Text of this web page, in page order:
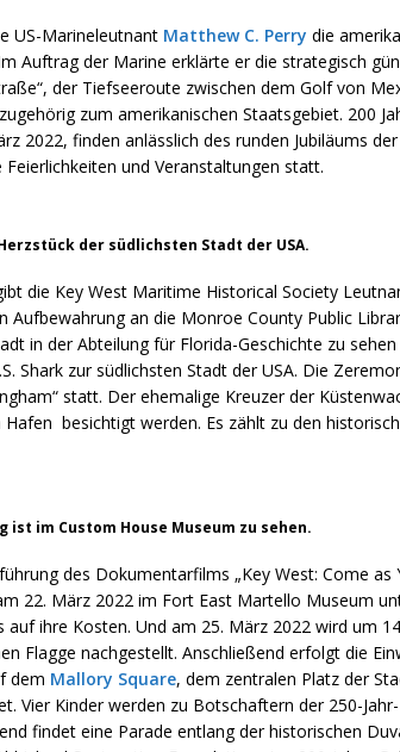
US-Marineleutnant Matthew C. Perry die
Auftrag der Marine erklärte er die strategisch
der Tiefseeroute zwischen dem Golf von
zum amerikanischen Staatsgebiet. 200
2022, finden anlässlich des runden Jubiläums
und Veranstaltungen statt.
der südlichsten Stadt der USA.
die Key West Maritime Historical Society
Aufbewahrung an die Monroe County Public
in der Abteilung für Florida-Geschichte zu sehen
Shark zur südlichsten Stadt der USA. Die
statt. Der ehemalige Kreuzer der
besichtigt werden. Es zählt zu den
ist im Custom House Museum zu sehen.
des Dokumentarfilms „Key West: Come as
22. März 2022 im Fort East Martello Museum
auf ihre Kosten. Und am 25. März 2022 wird um
Flagge nachgestellt. Anschließend erfolgt die
dem Mallory Square, dem zentralen Platz der
Vier Kinder werden zu Botschaftern der 250-
findet eine Parade entlang der historischen